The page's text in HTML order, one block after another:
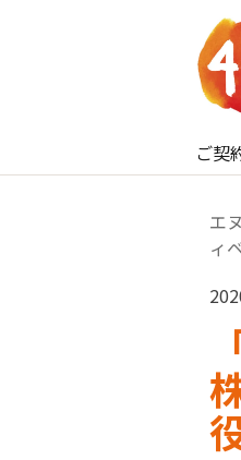
ご契
エ
ィ